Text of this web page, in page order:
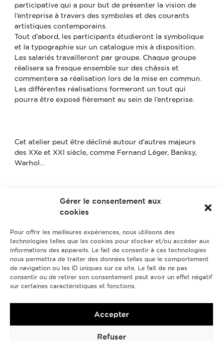
Gérer le consentement aux
cookies
Pour offrir les meilleures expériences, nous utilisons des
technologies telles que les cookies pour stocker et/ou accéder aux
informations des appareils. Le fait de consentir à ces technologies
nous permettra de traiter des données telles que le comportement
de navigation ou les ID uniques sur ce site. Le fait de ne pas
consentir ou de retirer son consentement peut avoir un effet négatif
sur certaines caractéristiques et fonctions.
Accepter
Refuser
participative qui a pour but de présenter la vision de
l’entreprise à travers des symboles et des courants
artistiques contemporains.
Tout d’abord, les participants étudieront la symbolique
et la typographie sur un catalogue mis à disposition.
Les salariés travailleront par groupe. Chaque groupe
réalisera sa fresque ensemble sur des châssis et
commentera sa réalisation lors de la mise en commun.
Les différentes réalisations formeront un tout qui
pourra être exposé fièrement au sein de l’entreprise.
Cet atelier peut être décliné autour d’autres majeurs
des XXe et XXI siècle, comme Fernand Léger, Banksy,
Warhol…
RÉSERVEZ
Revenir aux Ateliers entreprises